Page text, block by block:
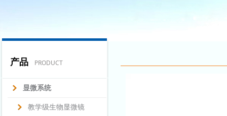
产品 PRODUCT
显微系统
教学级生物显微镜